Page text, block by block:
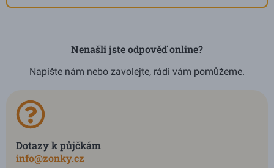
Nenašli jste odpověď online?
Napište nám nebo zavolejte, rádi vám pomůžeme.
Dotazy k půjčkám
info@zonky.cz